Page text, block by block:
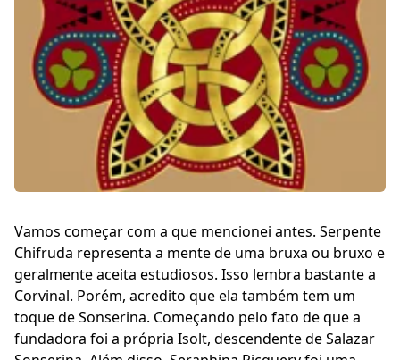
Vamos começar com a que mencionei antes. Serpente
Chifruda representa a mente de uma bruxa ou bruxo e
geralmente aceita estudiosos. Isso lembra bastante a
Corvinal. Porém, acredito que ela também tem um
toque de Sonserina. Começando pelo fato de que a
fundadora foi a própria Isolt, descendente de Salazar